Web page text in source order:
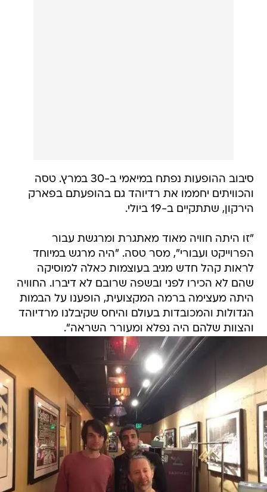
סיבוב ההופעות נפתח במיאמי ב-30 במרץ. טסה
והכוויתים יחממו את רדיוהד גם בהופעתם בפארק
הירקון, שתתקיים ב-19 ביולי.
"זו היתה חוויה מאוד מאתגרת ומרגשת עבור
הפרוייקט ועבורי", מסר טסה. "היה מרגש במיוחד
לראות קהל חדש מגיב בעוצמות כאלה למוסיקה
שהם לא הכירו לפני ובשפה שרובם לא דיברו. החוויה
היתה מעצימה ברמה המקצועית, הופענו על הבמות
הגדולות והמכובדות בעולם והיחס שקיבלנו מרדיוהד
והצוות שלהם היה נפלא ומעורר השראה".